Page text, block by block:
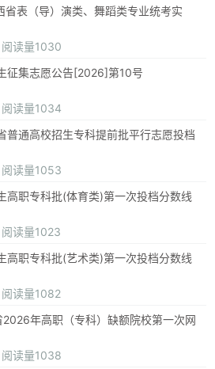
表（导）演类、舞蹈类专业统考实
阅读量1030
征集志愿公告[2026]第10号
阅读量1034
普通高校招生专科提前批平行志愿投档
阅读量1053
高职专科批(体育类)第一次投档分数线
阅读量1023
高职专科批(艺术类)第一次投档分数线
阅读量1082
年高职（专科）缺额院校第一次网
阅读量1038